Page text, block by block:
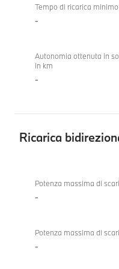
Tempo di ricarica
-
Autonomia ottenuta in
in km
-
Ricarica
bidirezionale
Potenza massima di
-
Potenza massima di
-